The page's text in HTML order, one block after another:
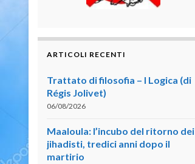
ARTICOLI RECENTI
Trattato di filosofia – I Logica (di
Régis Jolivet)
06/08/2026
Maaloula: l’incubo del ritorno dei
jihadisti, tredici anni dopo il
martirio